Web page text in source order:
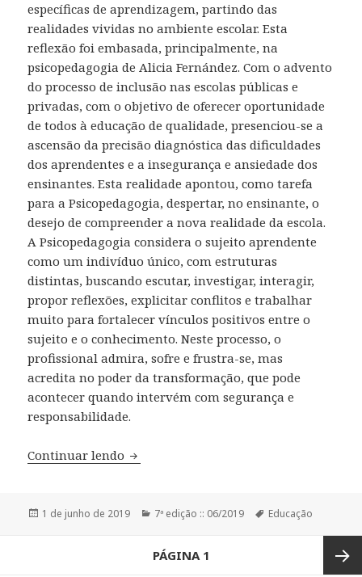
específicas de aprendizagem, partindo das
realidades vividas no ambiente escolar. Esta
reflexão foi embasada, principalmente, na
psicopedagogia de Alicia Fernández. Com o advento
do processo de inclusão nas escolas públicas e
privadas, com o objetivo de oferecer oportunidade
de todos à educação de qualidade, presenciou-se a
ascensão da precisão diagnóstica das dificuldades
dos aprendentes e a insegurança e ansiedade dos
ensinantes. Esta realidade apontou, como tarefa
para a Psicopedagogia, despertar, no ensinante, o
desejo de compreender a nova realidade da escola.
A Psicopedagogia considera o sujeito aprendente
como um indivíduo único, com estruturas
distintas, buscando escutar, investigar, interagir,
propor reflexões, explicitar conflitos e trabalhar
muito para fortalecer vínculos positivos entre o
sujeito e o conhecimento. Neste processo, o
profissional admira, sofre e frustra-se, mas
acredita no poder da transformação, que pode
acontecer quando intervém com segurança e
responsabilidade.
Continuar lendo Análise do Papel do Ser-Ensinante em
Publicado
1 de junho de 2019 Categorias
7ª edição :: 06/2019 Tags
Educação
PÁGINA 1